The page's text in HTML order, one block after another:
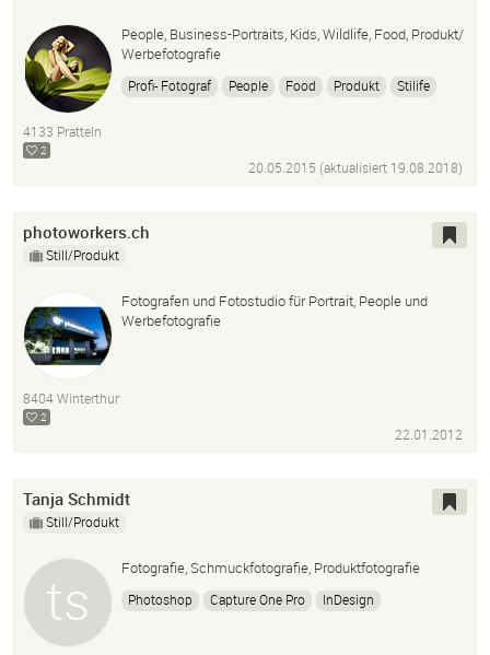
People, Business-Portraits, Kids, Wildlife, Food, Produkt/
Werbefotografie
Profi- Fotograf People Food Produkt
Stilife
4133 Pratteln
2
20.05.2015 (aktualisiert 19.08.2018)
photoworkers.ch
Still/Produkt
Fotografen und Fotostudio für Portrait, People und
Werbefotografie
8404 Winterthur
2
22.01.2012
Tanja Schmidt
Still/Produkt
Fotografie, Schmuckfotografie, Produktfotografie
Photoshop Capture One Pro InDesign